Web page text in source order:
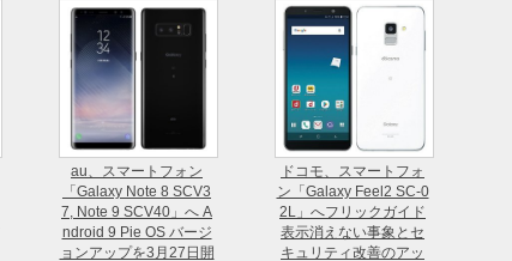
au、スマートフォン
「Galaxy Note 8 SCV3
7, Note 9 SCV40」へ A
ndroid 9 Pie OS バージ
ョンアップを3月27日開
ドコモ、スマートフォ
ン「Galaxy Feel2 SC-0
2L」へフリックガイド
表示消えない事象とセ
キュリティ改善のアッ